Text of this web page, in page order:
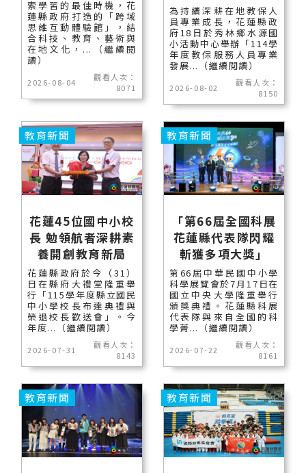
索學習的最佳時機，花
蓮縣政府打造的「跨域
思維互動體驗館」，結
合科技、教育、藝術與
在地文化，...（繼續閱
讀）
2026-08-04
觀看人次：
8071
為持續深耕在地教保人
員專業成長，花蓮縣政
府18日於秀林鄉水源國
小活動中心舉辦「114學
年度教保服務人員專業
發展...（繼續閱讀）
2026-08-02
觀看人次：
8150
花蓮45位國中小校
長 勉領航者深耕素
養開創教育新局
花蓮縣政府於今（31）
日在縣府大禮堂隆重舉
行「115學年度縣立國民
中小學校長布達典禮與
榮退校長歡送會」。今
年度...（繼續閱讀）
2026-07-31
觀看人次：
8143
教育新聞
「第66屆全國科展
花蓮縣代表隊閃耀
斬獲多項大獎」
第66屆中華民國中小學
科學展覽會於7月17日在
國立中央大學隆重舉行
頒獎典禮。花蓮縣科展
代表隊與來自全國的科
學菁...（繼續閱讀）
2026-07-22
觀看人次：
8161
教育新聞
教育新聞 教育新聞